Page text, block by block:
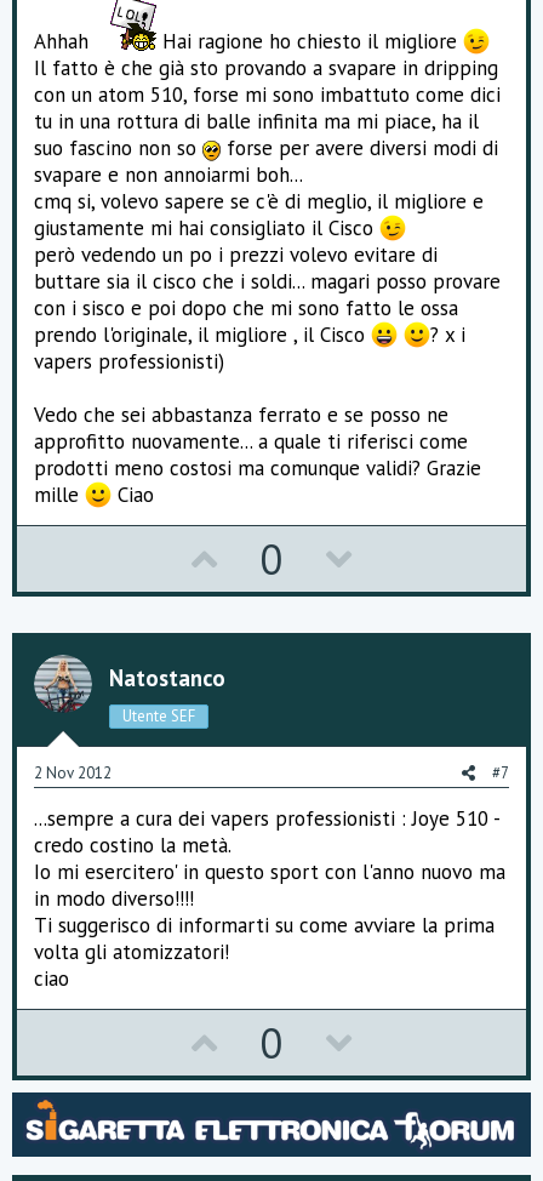
e
Ahhah
Hai ragione ho chiesto il migliore
Il fatto è che già sto provando a svapare in dripping
con un atom 510, forse mi sono imbattuto come dici
tu in una rottura di balle infinita ma mi piace, ha il
suo fascino non so
forse per avere diversi modi di
svapare e non annoiarmi boh...
cmq si, volevo sapere se c'è di meglio, il migliore e
giustamente mi hai consigliato il Cisco
però vedendo un po i prezzi volevo evitare di
buttare sia il cisco che i soldi... magari posso provare
con i sisco e poi dopo che mi sono fatto le ossa
prendo l'originale, il migliore , il Cisco
? x i
vapers professionisti)
Vedo che sei abbastanza ferrato e se posso ne
approfitto nuovamente... a quale ti riferisci come
prodotti meno costosi ma comunque validi? Grazie
mille
Ciao
p
v
e
0
o
w
o
t
Natostanco
Utente SEF
2 Nov 2012 #7
...sempre a cura dei vapers professionisti : Joye 510 -
credo costino la metà.
Io mi esercitero' in questo sport con l'anno nuovo ma
in modo diverso!!!!
Ti suggerisco di informarti su come avviare la prima
volta gli atomizzatori!
ciao
p
v
o
0
o
w
n